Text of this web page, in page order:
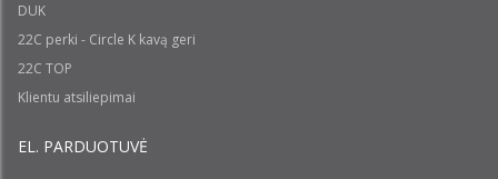
DUK
22C perki - Circle K kavą geri
22C TOP
Klientu atsiliepimai
EL. PARDUOTUVĖ